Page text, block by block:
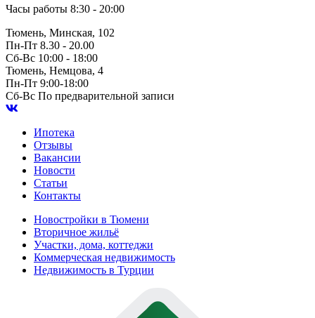
Часы работы 8:30 - 20:00
Тюмень, Минская, 102
Пн-Пт 8.30 - 20.00
Сб-Вс 10:00 - 18:00
Тюмень, Немцова, 4
Пн-Пт 9:00-18:00
Сб-Вс По предварительной записи
Ипотека
Отзывы
Вакансии
Новости
Статьи
Контакты
Новостройки в Тюмени
Вторичное жильё
Участки, дома, коттеджи
Коммерческая недвижимость
Недвижимость в Турции